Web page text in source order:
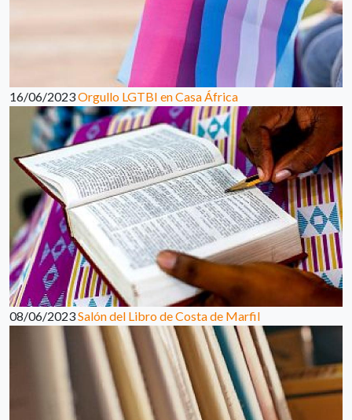
16/06/2023Orgullo LGTBI en Casa África
08/06/2023Salón del Libro de Costa de Marfil